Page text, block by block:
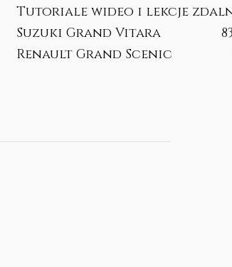
Tutoriale wideo i lekcje
Suzuki Grand Vitara
83
Renault Grand Scenic